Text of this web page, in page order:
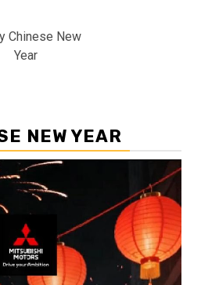
Chinese New
Year
NEW YEAR